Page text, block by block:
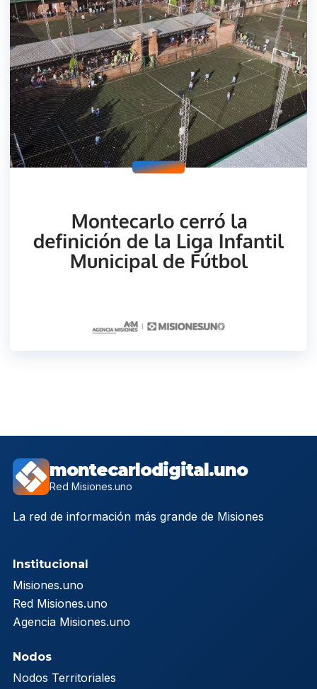
montecarlodigital.uno
Red Misiones.uno
La red de información más grande de Misiones
Institucional
Misiones.uno
Red Misiones.uno
Agencia Misiones.uno
Nodos
Nodos Territoriales